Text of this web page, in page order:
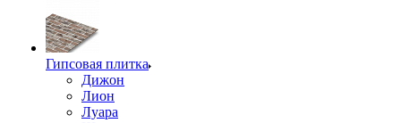
Гипсовая плитка
Дижон
Лион
Луара